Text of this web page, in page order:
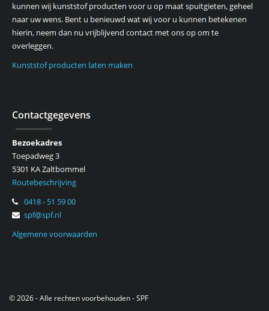
kunnen wij kunststof producten voor u op maat spuitgieten, geheel
naar uw wens. Bent u benieuwd wat wij voor u kunnen betekenen
hierin, neem dan nu vrijblijvend contact met ons op om te
overleggen.
Kunststof producten laten maken
Contactgegevens
Bezoekadres
Toepadweg 3
5301 KA Zaltbommel
Routebeschrijving
0418 - 51 59 00
spf@spf.nl
Algemene voorwaarden
© 2026 - Alle rechten voorbehouden - SPF